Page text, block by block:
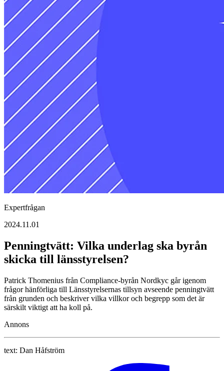
Expertfrågan
2024.11.01
Penningtvätt: Vilka underlag ska byrån
skicka till länsstyrelsen?
Patrick Thomenius från Compliance-byrån Nordkyc går igenom
frågor hänförliga till Länsstyrelsernas tillsyn avseende penningtvätt
från grunden och beskriver vilka villkor och begrepp som det är
särskilt viktigt att ha koll på.
Annons
text: Dan Håfström